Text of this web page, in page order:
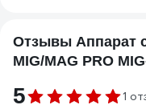
Отзывы Аппарат
MIG/MAG PRO
5 1